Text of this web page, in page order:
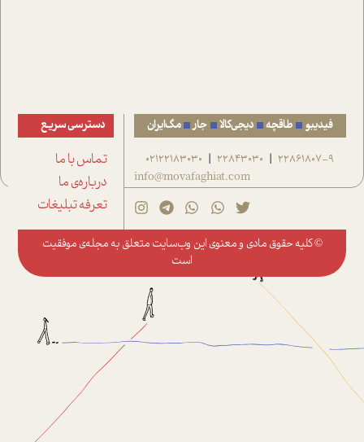
فیدیبو طاقچه دیجی‌کالا جار مگ‌ایران
22861807-9
|
22843030
|
02122183030
info@movafaghiat.com
دسترسی سریع
تماس با ما
درباره‌ی ما
تعرفه تبلیغات
© کلیه حقوق مادی و معنوی این وب‌سایت متعلق به مجله‌ی موفقیت
است